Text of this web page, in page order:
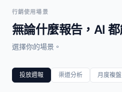
行銷使用場景
無論什麼報告，AI 都
選擇你的場景。
投放週報 渠道分析 月度複盤